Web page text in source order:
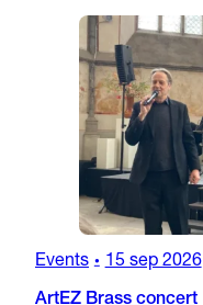
Events • 15 sep 2026
ArtEZ Brass concert